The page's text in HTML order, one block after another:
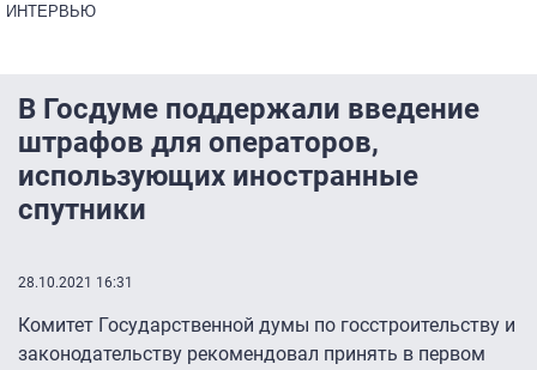
ИНТЕРВЬЮ
В Госдуме поддержали введение
штрафов для операторов,
использующих иностранные
спутники
28.10.2021 16:31
Комитет Государственной думы по госстроительству и
законодательству рекомендовал принять в первом